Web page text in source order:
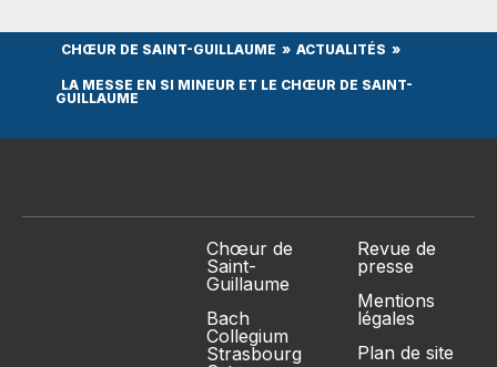
CHŒUR DE SAINT-GUILLAUME ACTUALITÉS
LA MESSE EN SI MINEUR ET LE CHŒUR DE SAINT-
GUILLAUME
Chœur de
Saint-
Guillaume
Bach
Collegium
Strasbourg
Revue de
presse
Mentions
légales
Plan de site